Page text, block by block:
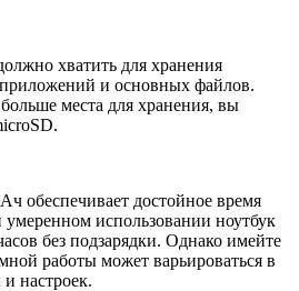
хватить для хранения
и основных файлов.
места для хранения, вы
обеспечивает достойное время
использовании ноутбук
без подзарядки. Однако имейте
работы может варьироваться в
настроек.